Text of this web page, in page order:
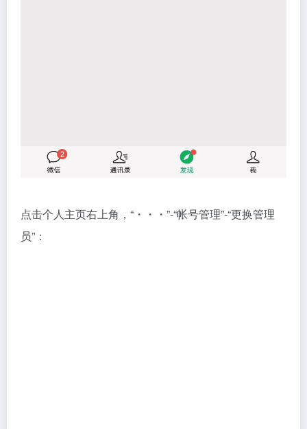
点击个人主页右上角，“・・・”-“帐号管理”-“更换管理
员”：